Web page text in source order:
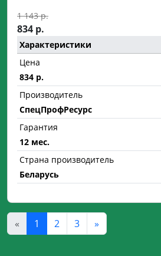
1 143 р.
834 р.
Характеристики
Цена
834 р.
Производитель
СпецПрофРесурс
Гарантия
12 мес.
Страна производитель
Беларусь
« 1 2 3 »